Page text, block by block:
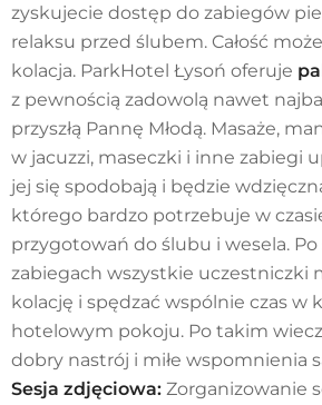
zyskujecie dostęp do zabiegów
relaksu przed ślubem. Całość
kolacja. ParkHotel Łysoń oferuje
z pewnością zadowolą nawet
przyszłą Pannę Młodą. Masaże,
w jacuzzi, maseczki i inne zabiegi
jej się spodobają i będzie
którego bardzo potrzebuje w
przygotowań do ślubu i wesela.
zabiegach wszystkie uczestniczki
kolację i spędzać wspólnie czas w
hotelowym pokoju. Po takim
dobry nastrój i miłe wspomnienia
Sesja zdjęciowa: Zorganizowanie